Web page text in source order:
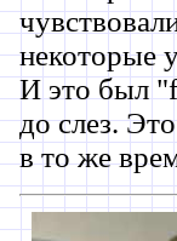
некоторые
И это был
до слез.
в то же